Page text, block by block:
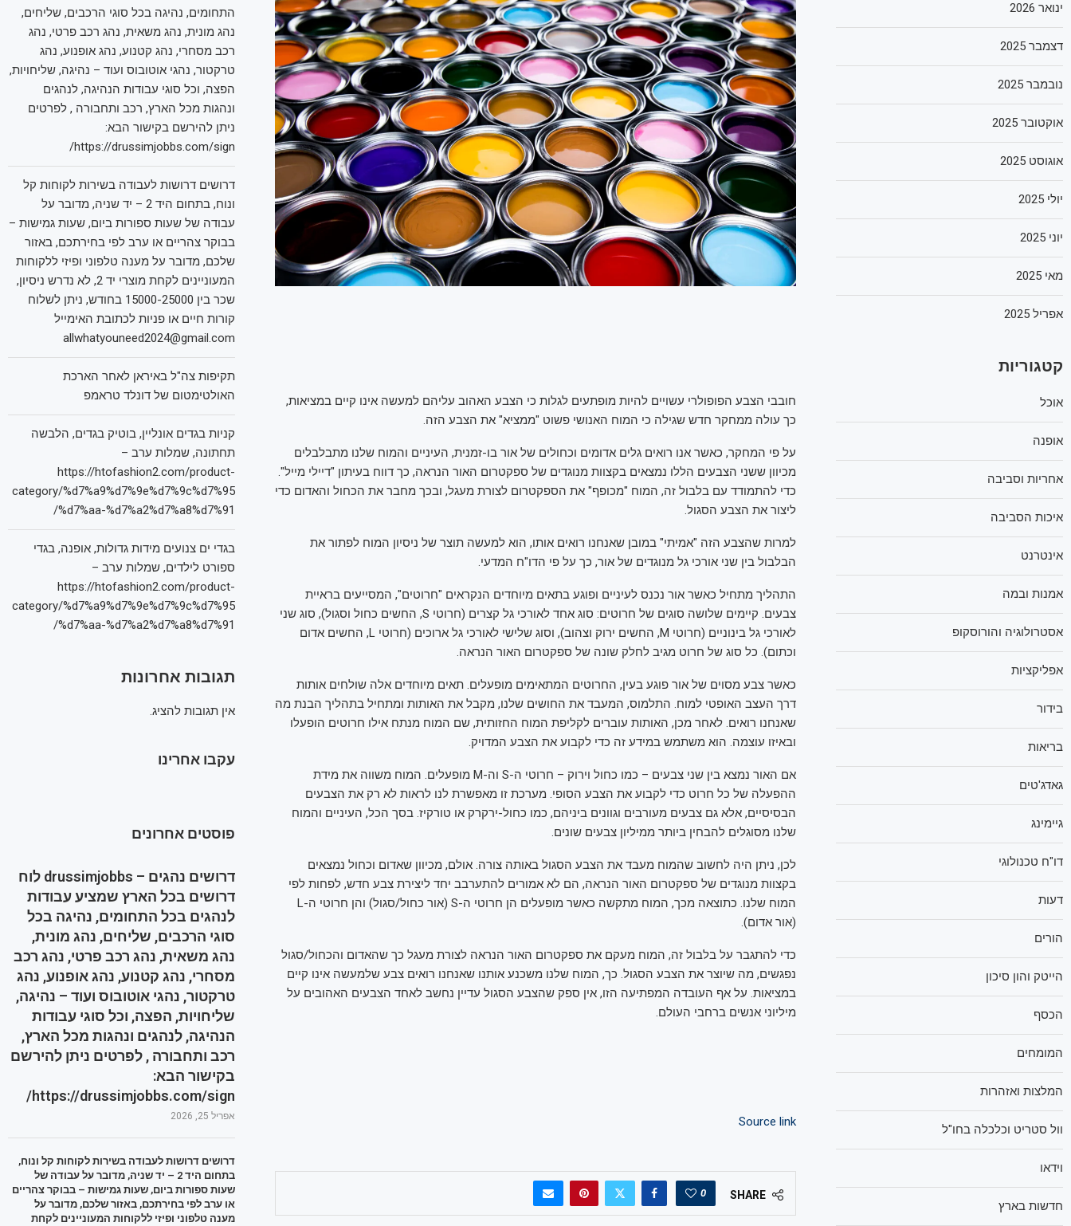
חובבי הצבע הפופולרי עשויים להיות מופתעים לגלות כי הצבע האהוב עליהם למעשה אינו קיים במציאות,
כך עולה ממחקר חדש שגילה כי המוח האנושי פשוט "ממציא" את הצבע הזה.
על פי המחקר, כאשר אנו רואים גלים אדומים וכחולים של אור בו-זמנית, העיניים והמוח שלנו מתבלבלים
מכיוון ששני הצבעים הללו נמצאים בקצוות מנוגדים של ספקטרום האור הנראה, כך דווח בעיתון "דיילי מייל".
כדי להתמודד עם בלבול זה, המוח "מכופף" את הספקטרום לצורת מעגל, ובכך מחבר את הכחול והאדום כדי
ליצור את הצבע הסגול.
למרות שהצבע הזה "אמיתי" במובן שאנחנו רואים אותו, הוא למעשה תוצר של ניסיון המוח לפתור את
הבלבול בין שני אורכי גל מנוגדים של אור, כך על פי הדו"ח המדעי.
התהליך מתחיל כאשר אור נכנס לעיניים ופוגע בתאים מיוחדים הנקראים "חרוטים", המסייעים בראיית
צבעים. קיימים שלושה סוגים של חרוטים: סוג אחד לאורכי גל קצרים (חרוטי S, החשים כחול וסגול), סוג שני
לאורכי גל בינוניים (חרוטי M, החשים ירוק וצהוב), וסוג שלישי לאורכי גל ארוכים (חרוטי L, החשים אדום
וכתום). כל סוג של חרוט מגיב לחלק שונה של ספקטרום האור הנראה.
כאשר צבע מסוים של אור פוגע בעין, החרוטים המתאימים מופעלים. תאים מיוחדים אלה שולחים אותות
דרך העצב האופטי למוח. התלמוס, המעבד את החושים שלנו, מקבל את האותות ומתחיל בתהליך הבנת מה
שאנחנו רואים. לאחר מכן, האותות עוברים לקליפת המוח החזותית, שם המוח מנתח אילו חרוטים הופעלו
ובאיזו עוצמה. הוא משתמש במידע זה כדי לקבוע את הצבע המדויק.
אם האור נמצא בין שני צבעים – כמו כחול וירוק – חרוטי ה-S וה-M מופעלים. המוח משווה את מידת
ההפעלה של כל חרוט כדי לקבוע את הצבע הסופי. מערכת זו מאפשרת לנו לראות לא רק את הצבעים
הבסיסיים, אלא גם צבעים מעורבים וגוונים ביניהם, כמו כחול-ירקרק או טורקיז. בסך הכל, העיניים והמוח
שלנו מסוגלים להבחין ביותר ממיליון צבעים שונים.
לכן, ניתן היה לחשוב שהמוח מעבד את הצבע הסגול באותה צורה. אולם, מכיוון שאדום וכחול נמצאים
בקצוות מנוגדים של ספקטרום האור הנראה, הם לא אמורים להתערבב יחד ליצירת צבע חדש, לפחות לפי
המוח שלנו. כתוצאה מכך, המוח מתקשה כאשר מופעלים הן חרוטי ה-S (אור כחול/סגול) והן חרוטי ה-L
(אור אדום).
כדי להתגבר על בלבול זה, המוח מעקם את ספקטרום האור הנראה לצורת מעגל כך שהאדום והכחול/סגול
נפגשים, מה שיוצר את הצבע הסגול. כך, המוח שלנו משכנע אותנו שאנחנו רואים צבע שלמעשה אינו קיים
במציאות. על אף העובדה המפתיעה הזו, אין ספק שהצבע הסגול עדיין נחשב לאחד הצבעים האהובים על
מיליוני אנשים ברחבי העולם.
Source link
SHARE
0
התחומים, נהיגה בכל סוגי הרכבים, שליחים,
נהג מונית, נהג משאית, נהג רכב פרטי, נהג
רכב מסחרי, נהג קטנוע, נהג אופנוע, נהג
טרקטור, נהגי אוטובוס ועוד – נהיגה, שליחויות,
הפצה, וכל סוגי עבודות הנהיגה, לנהגים
ונהגות מכל הארץ, רכב ותחבורה , לפרטים
ניתן להירשם בקישור הבא:
https://drussimjobbs.com/sign/
דרושים דרושות לעבודה בשירות לקוחות קל
ונוח, בתחום היד 2 – יד שניה, מדובר על
עבודה של שעות ספורות ביום, שעות גמישות –
בבוקר צהריים או ערב לפי בחירתכם, באזור
שלכם, מדובר על מענה טלפוני ופיזי ללקוחות
המעוניינים לקחת מוצרי יד 2, לא נדרש ניסיון,
שכר בין 15000-25000 בחודש, ניתן לשלוח
קורות חיים או פניות לכתובת האימייל
allwhatyouneed2024@gmail.com
תקיפות צה"ל באיראן לאחר הארכת
האולטימטום של דונלד טראמפ
קניות בגדים אונליין, בוטיק בגדים, הלבשה
תחתונה, שמלות ערב –
https://htofashion2.com/product-
category/%d7%a9%d7%9e%d7%9c%d7%95
%d7%aa-%d7%a2%d7%a8%d7%91/
בגדי ים צנועים מידות גדולות, אופנה, בגדי
ספורט לילדים, שמלות ערב –
https://htofashion2.com/product-
category/%d7%a9%d7%9e%d7%9c%d7%95
%d7%aa-%d7%a2%d7%a8%d7%91/
תגובות אחרונות
אין תגובות להציג.
עקבו אחרינו
פוסטים אחרונים
דרושים נהגים – drussimjobbs לוח
דרושים בכל הארץ שמציע עבודות
לנהגים בכל התחומים, נהיגה בכל
סוגי הרכבים, שליחים, נהג מונית,
נהג משאית, נהג רכב פרטי, נהג רכב
מסחרי, נהג קטנוע, נהג אופנוע, נהג
טרקטור, נהגי אוטובוס ועוד – נהיגה,
שליחויות, הפצה, וכל סוגי עבודות
הנהיגה, לנהגים ונהגות מכל הארץ,
רכב ותחבורה , לפרטים ניתן להירשם
בקישור הבא:
https://drussimjobbs.com/sign/
אפריל 25, 2026
דרושים דרושות לעבודה בשירות לקוחות קל ונוח,
בתחום היד 2 – יד שניה, מדובר על עבודה של
שעות ספורות ביום, שעות גמישות – בבוקר צהריים
או ערב לפי בחירתכם, באזור שלכם, מדובר על
מענה טלפוני ופיזי ללקוחות המעוניינים לקחת
ינואר 2026
דצמבר 2025
נובמבר 2025
אוקטובר 2025
אוגוסט 2025
יולי 2025
יוני 2025
מאי 2025
אפריל 2025
קטגוריות
אוכל
אופנה
אחריות וסביבה
איכות הסביבה
אינטרנט
אמנות ובמה
אסטרולוגיה והורוסקופ
אפליקציות
בידור
בריאות
גאדג'טים
גיימינג
דו"ח טכנולוגי
דעות
הורים
הייטק והון סיכון
הכסף
המומחים
המלצות ואזהרות
וול סטריט וכלכלה בחו"ל
וידאו
חדשות בארץ